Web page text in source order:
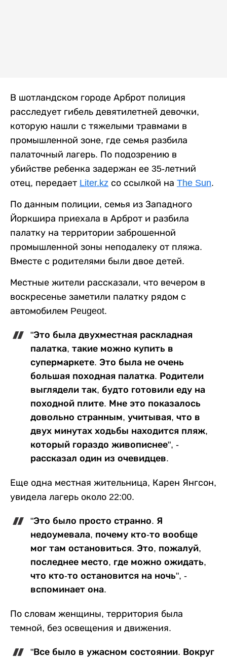
В шотландском городе Арброт полиция
расследует гибель девятилетней девочки,
которую нашли с тяжелыми травмами в
промышленной зоне, где семья разбила
палаточный лагерь. По подозрению в
убийстве ребенка задержан ее 35-летний
отец, передает Liter.kz со ссылкой на The Sun.
По данным полиции, семья из Западного
Йоркшира приехала в Арброт и разбила
палатку на территории заброшенной
промышленной зоны неподалеку от пляжа.
Вместе с родителями были двое детей.
Местные жители рассказали, что вечером в
воскресенье заметили палатку рядом с
автомобилем Peugeot.
"Это была двухместная раскладная
палатка, такие можно купить в
супермаркете. Это была не очень
большая походная палатка. Родители
выглядели так, будто готовили еду на
походной плите. Мне это показалось
довольно странным, учитывая, что в
двух минутах ходьбы находится пляж,
который гораздо живописнее", -
рассказал один из очевидцев.
Еще одна местная жительница, Карен Янгсон,
увидела лагерь около 22:00.
"Это было просто странно. Я
недоумевала, почему кто-то вообще
мог там остановиться. Это, пожалуй,
последнее место, где можно ожидать,
что кто-то остановится на ночь", -
вспоминает она.
По словам женщины, территория была
темной, без освещения и движения.
"Все было в ужасном состоянии. Вокруг